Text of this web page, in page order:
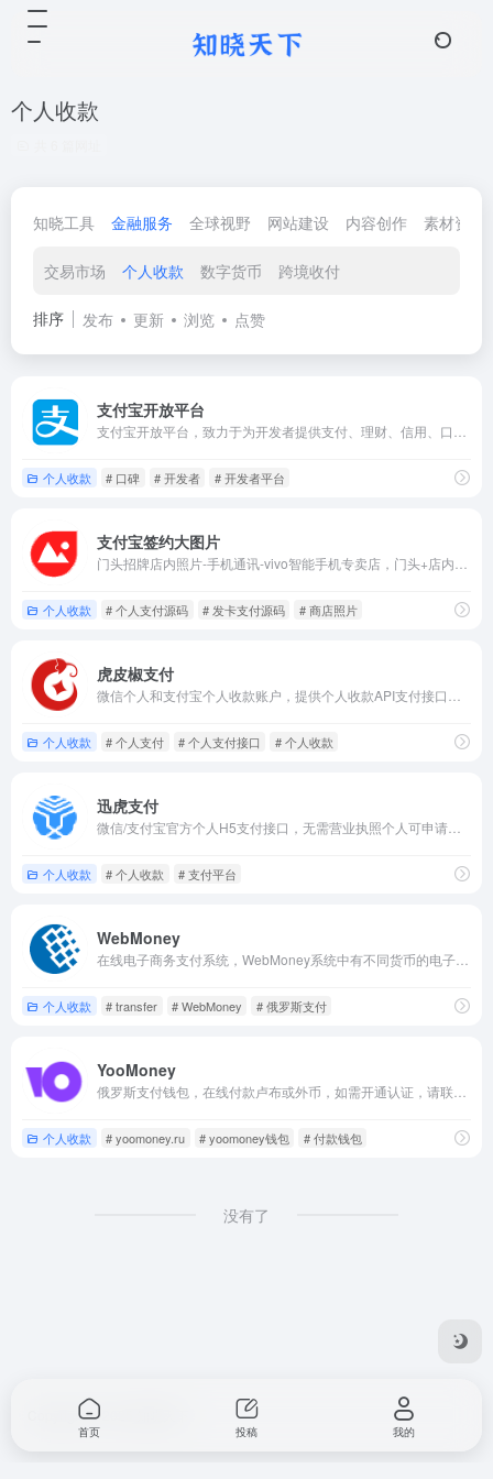
个人收款
知晓工具 金融服务 全球视野 网站建设 内容创作 素材资源
交易市场 个人收款 数字货币 跨境收付
排序 发布 更新 浏览 点赞
支付宝开放平台
个人收款 # 口碑 # 开发者 # 开发者平台
支付宝签约大图片
个人收款 # 个人支付源码 # 发卡支付源码 # 商店照片
虎皮椒支付
个人收款 # 个人支付 # 个人支付接口 # 个人收款
迅虎支付
个人收款 # 个人收款 # 支付平台
WebMoney
个人收款 # transfer # WebMoney # 俄罗斯支付
YooMoney
个人收款 # yoomoney.ru # yoomoney钱包 # 付款钱包
没有了
Copyright © 2025 知晓天下
首页 投稿 我的